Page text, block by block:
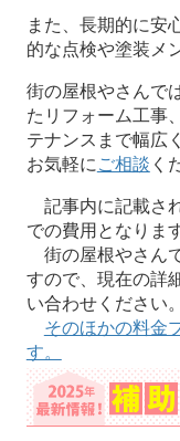
また、長期的に安
的な点検や塗装メ
街の屋根やさんで
たリフォーム工事
テナンスまで幅広
お気軽に ご相談 く
記事内に記載さ
での費用となりま
街の屋根やさん
すので、現在の詳
い合わせください。
そのほかの料金
す。